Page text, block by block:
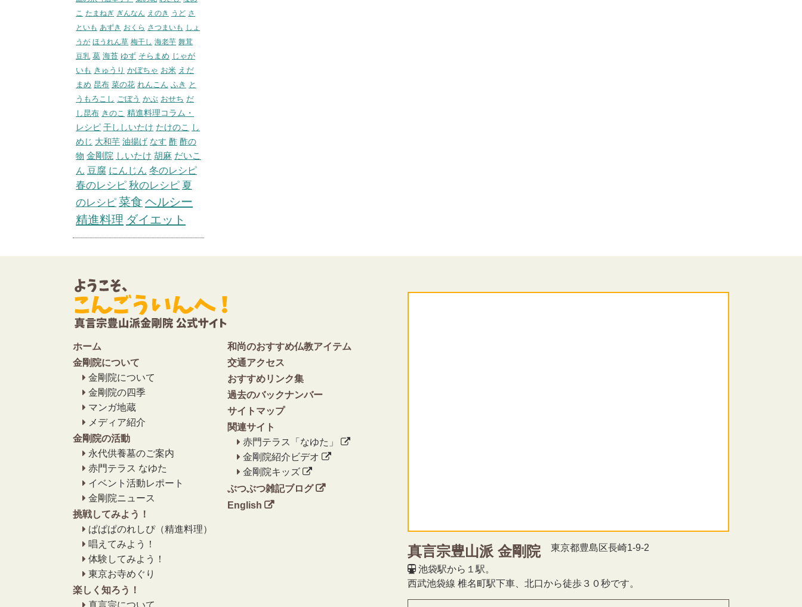
こ たまねぎ ぎんなん えのき うど さ
といも あずき おくら さつまいも しょ
うが ほうれん草 梅干し 海老芋 舞茸
豆乳 葛 海苔 ゆず そらまめ じゃが
いも きゅうり かぼちゃ お米 えだ
まめ 昆布 菜の花 れんこん ふき と
うもろこし ごぼう かぶ おせち だ
し昆布 きのこ 精進料理コラム・
レシピ 干ししいたけ たけのこ
し
めじ 大和芋 油揚げ なす 酢 酢の
物 金剛院 しいたけ 胡麻 だいこ
ん 豆腐 にんじん 冬のレシピ
春のレシピ 秋のレシピ 夏
のレシピ 菜食 ヘルシー
精進料理 ダイエット
真言宗豊山派 金剛院 東京都豊島区長崎1-9-2
池袋駅から１駅。
西武池袋線 椎名町駅下車、北口から徒歩３０秒です。
ホーム
金剛院について
金剛院について
金剛院の四季
マンガ地蔵
メディア紹介
金剛院の活動
永代供養墓のご案内
赤門テラス なゆた
イベント活動レポート
金剛院ニュース
挑戦してみよう！
ぱぱぱのれしぴ（精進料理）
唱えてみよう！
体験してみよう！
東京お寺めぐり
楽しく知ろう！
真言宗について
和尚のおすすめ仏教アイテム
交通アクセス
おすすめリンク集
過去のバックナンバー
サイトマップ
関連サイト
赤門テラス「なゆた」
金剛院紹介ビデオ
金剛院キッズ
ぶつぶつ雑記ブログ
English